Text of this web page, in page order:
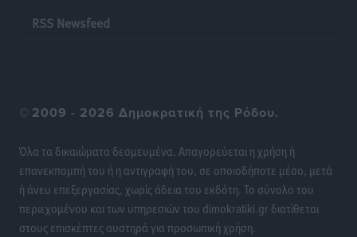
RSS Newsfeed
© 2009 - 2026 Δημοκρατική της Ρόδου.
Όλα τα δικαιώματα δεσμευμένα. Απαγορεύεται η χρήση ή
επανεκπομπή του ή η αντιγραφή του, σε οποιοδήποτε μέσο, μετά
ή άνευ επεξεργασίας, χωρίς άδεια του εκδότη. Το σύνολο του
περιεχομένου και των υπηρεσιών του dimokratiki.gr διατίθεται
στους επισκέπτες αυστηρά για προσωπική χρήση.